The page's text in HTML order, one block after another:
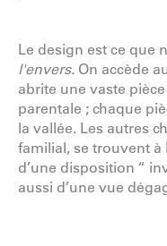
Le design est ce que
l'envers. On accède
abrite une vaste
parentale ; chaque
la vallée. Les autres
familial, se trouvent à
d’une disposition “
aussi d’une vue